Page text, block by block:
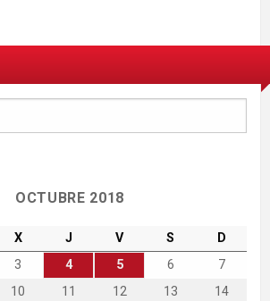
OCTUBRE 2018
X J V S
D
3 4 5 6
7
10 11 12 13
14